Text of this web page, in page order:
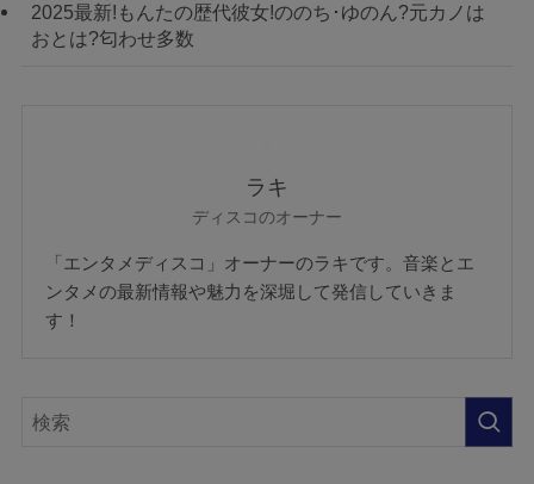
2025最新!もんたの歴代彼女!ののち･ゆのん?元カノは
おとは?匂わせ多数
ラキ
ディスコのオーナー
「エンタメディスコ」オーナーのラキです。音楽とエ
ンタメの最新情報や魅力を深堀して発信していきま
す！